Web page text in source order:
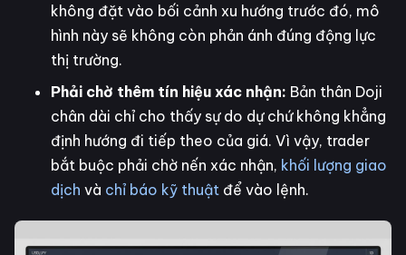
không đặt vào bối cảnh xu hướng trước đó, mô
hình này sẽ không còn phản ánh đúng động lực
thị trường.
Phải chờ thêm tín hiệu xác nhận: Bản thân Doji
chân dài chỉ cho thấy sự do dự chứ không khẳng
định hướng đi tiếp theo của giá. Vì vậy, trader
bắt buộc phải chờ nến xác nhận, khối lượng giao
dịch và chỉ báo kỹ thuật để vào lệnh.